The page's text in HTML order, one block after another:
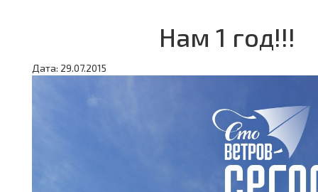
Нам 1 год!!!
Дата: 29.07.2015